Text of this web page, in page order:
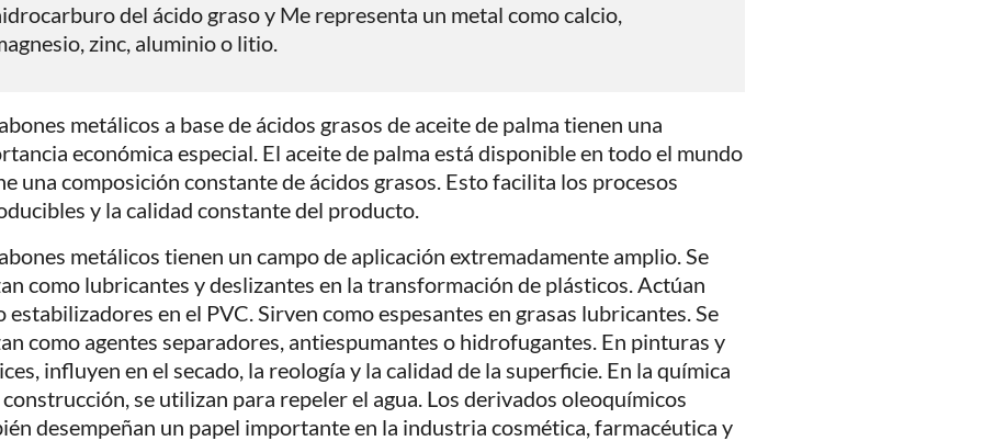
del ácido graso y Me representa un metal como calcio,
zinc, aluminio o litio.
metálicos a base de ácidos grasos de aceite de palma tienen una
económica especial. El aceite de palma está disponible en todo el mundo
una composición constante de ácidos grasos. Esto facilita los procesos
y la calidad constante del producto.
metálicos tienen un campo de aplicación extremadamente amplio. Se
como lubricantes y deslizantes en la transformación de plásticos. Actúan
estabilizadores en el PVC. Sirven como espesantes en grasas lubricantes. Se
como agentes separadores, antiespumantes o hidrofugantes. En pinturas y
influyen en el secado, la reología y la calidad de la superficie. En la química
construcción, se utilizan para repeler el agua. Los derivados oleoquímicos
desempeñan un papel importante en la industria cosmética, farmacéutica y